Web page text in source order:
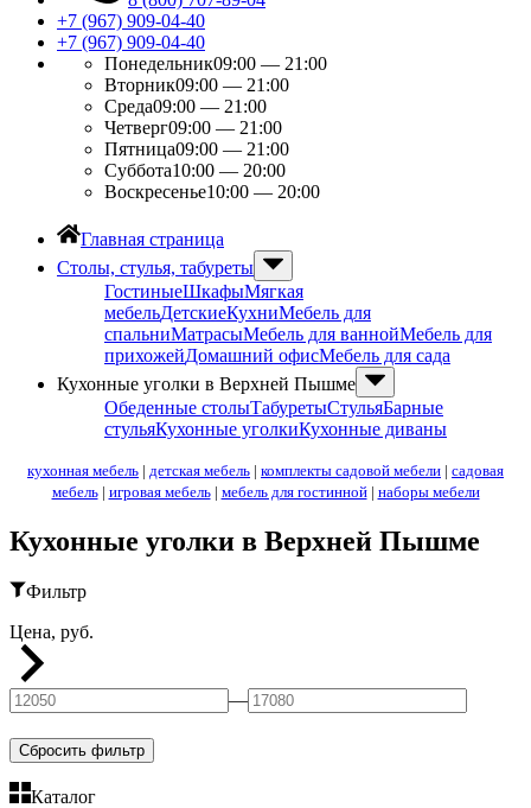
+7 (967) 909-04-40
+7 (967) 909-04-40
Понедельник09:00 — 21:00
Вторник09:00 — 21:00
Среда09:00 — 21:00
Четверг09:00 — 21:00
Пятница09:00 — 21:00
Суббота10:00 — 20:00
Воскресенье10:00 — 20:00
Главная страница
Столы, стулья, табуреты
ГостиныеШкафыМягкая
мебельДетскиеКухниМебель для
спальниМатрасыМебель для ваннойМебель для
прихожейДомашний офисМебель для сада
Кухонные уголки в Верхней Пышме
Обеденные столыТабуретыСтульяБарные
стульяКухонные уголкиКухонные диваны
кухонная мебель | детская мебель | комплекты садовой мебели | садовая
мебель| игровая мебель| мебель для гостинной| наборы мебели
Кухонные уголки в Верхней Пышме
Фильтр
Цена, руб.
—
Сбросить фильтр
Каталог